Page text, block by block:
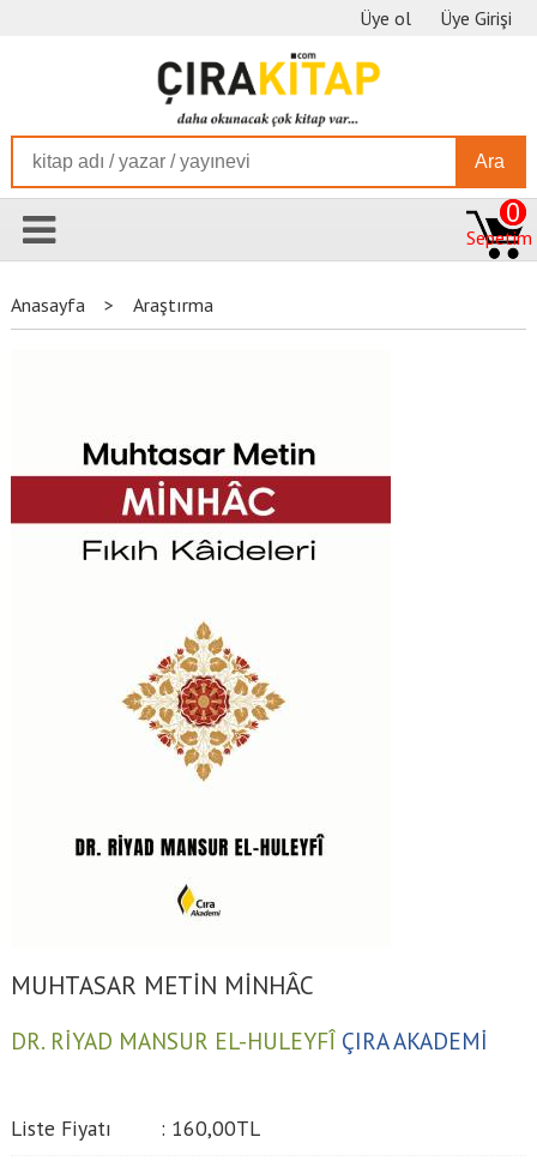
Üye ol Üye Girişi
Ara
Sepetim
0
Anasayfa > Araştırma
MUHTASAR METİN MİNHÂC
DR. RİYAD MANSUR EL-HULEYFÎ ÇIRA AKADEMİ
Liste Fiyatı : 160,00TL